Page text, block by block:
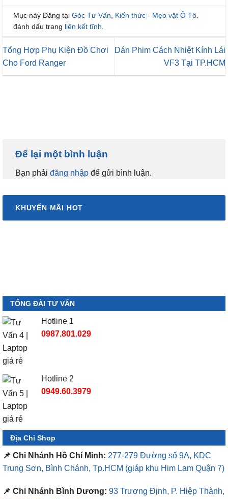
Mục này Đăng tại Góc Tư Vấn Kiến thức - Mẹo vặt Ô Tô
đánh dấu trang liên kết tĩnh
Tổng Hợp Phụ Kiện Đồ Chơi
Cho Ford Ranger
Dán Phim Cách Nhiệt Kính Lái
VF3 Tại TP.HCM
Để lại một bình luận
Bạn phải đăng nhập để gửi bình luận.
KHUYẾN MÃI HOT
TỔNG ĐÀI TƯ VẤN
Hotline 1
0987.801.029
Hotline 2
0949.60.3979
Địa Chỉ Shop
📌 Chi Nhánh Hồ Chí Minh: 277-279 Đường số 9A, KDC
Trung Sơn, Bình Chánh, Tp.HCM (giáp khu Him Lam Quận 7)
📌 Chi Nhánh Bình Dương: 93 Trương Định, P. Hiệp Thành,